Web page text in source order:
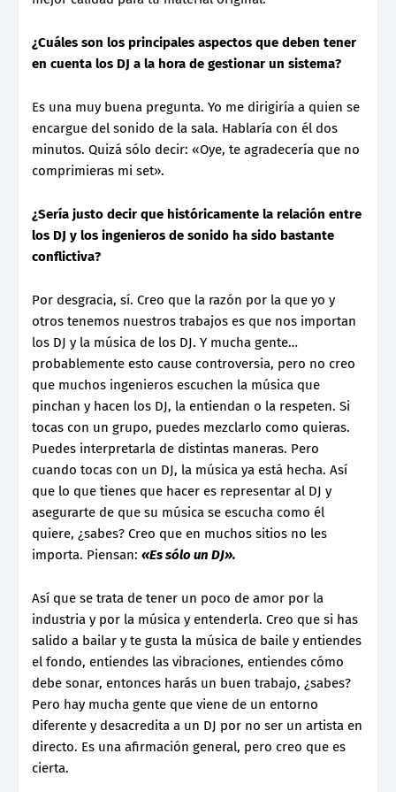
¿Cuáles son los principales aspectos que deben tener
en cuenta los DJ a la hora de gestionar un sistema?
Es una muy buena pregunta. Yo me dirigiría a quien se
encargue del sonido de la sala. Hablaría con él dos
minutos. Quizá sólo decir: «Oye, te agradecería que no
comprimieras mi set».
¿Sería justo decir que históricamente la relación entre
los DJ y los ingenieros de sonido ha sido bastante
conflictiva?
Por desgracia, sí. Creo que la razón por la que yo y
otros tenemos nuestros trabajos es que nos importan
los DJ y la música de los DJ. Y mucha gente…
probablemente esto cause controversia, pero no creo
que muchos ingenieros escuchen la música que
pinchan y hacen los DJ, la entiendan o la respeten. Si
tocas con un grupo, puedes mezclarlo como quieras.
Puedes interpretarla de distintas maneras. Pero
cuando tocas con un DJ, la música ya está hecha. Así
que lo que tienes que hacer es representar al DJ y
asegurarte de que su música se escucha como él
quiere, ¿sabes? Creo que en muchos sitios no les
importa. Piensan: «Es sólo un DJ».
Así que se trata de tener un poco de amor por la
industria y por la música y entenderla. Creo que si has
salido a bailar y te gusta la música de baile y entiendes
el fondo, entiendes las vibraciones, entiendes cómo
debe sonar, entonces harás un buen trabajo, ¿sabes?
Pero hay mucha gente que viene de un entorno
diferente y desacredita a un DJ por no ser un artista en
directo. Es una afirmación general, pero creo que es
cierta.